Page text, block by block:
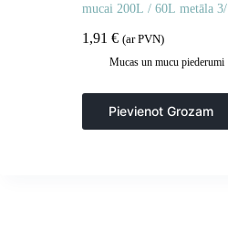
mucai 200L / 60L metāla 3/4
1,91 € (ar PVN)
Mucas un mucu piederumi
Pievienot Grozam